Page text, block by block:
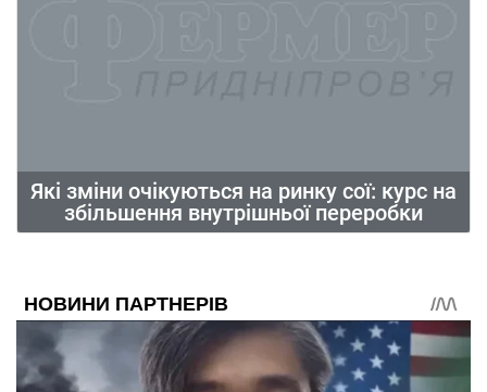
Які зміни очікуються на ринку сої: курс на
збільшення внутрішньої переробки